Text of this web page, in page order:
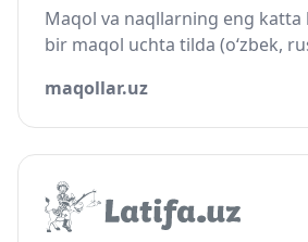
Maqol va naqllarning eng katta
bir maqol uchta tilda (o‘zbek,
maqollar.uz